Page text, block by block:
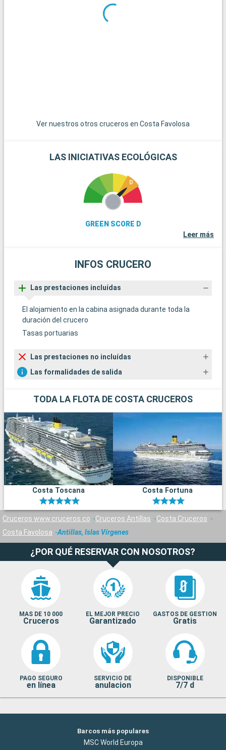
Qué visitar en los alrededores
Los alrededores de Santo Domingo invitan a la aventura y el
descubrimiento. Los Tres Ojos, un parque nacional con cuevas
Ver nuestros otros cruceros en Costa Favolosa
LAS INICIATIVAS ECOLÓGICAS
GREEN SCORE D
Leer más
INFOS CRUCERO
Las prestaciones incluídas
El alojamiento en la cabina asignada durante toda la
duración del crucero
Tasas portuarias
Las prestaciones no incluídas
Las formalidades de salida
TODA LA FLOTA DE COSTA CRUCEROS
Costa Toscana Costa Fortuna
Cruceros www.cruceros.co Cruceros Antillas
Costa Cruceros
Costa Favolosa
Antillas, Islas Vírgenes
¿POR QUÉ RESERVAR CON NOSOTROS?
MAS DE 10 000
Cruceros
EL MEJOR PRECIO
Garantizado
GASTOS DE GESTION
Gratis
PAGO SEGURO
en línea
SERVICIO DE
anulacion
DISPONIBLE
7/7 d
Barcos más populares
MSC World Europa